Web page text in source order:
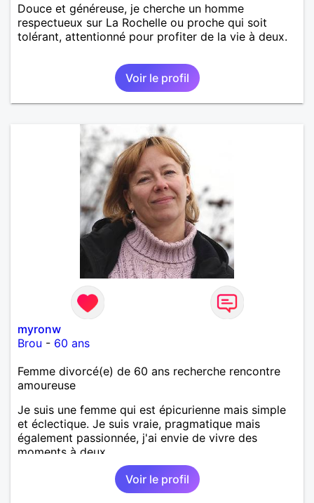
Douce et généreuse, je cherche un homme
respectueux sur La Rochelle ou proche qui soit
tolérant, attentionné pour profiter de la vie à deux.
Voir le profil
myronw
Brou - 60 ans
Femme divorcé(e) de 60 ans recherche rencontre
amoureuse
Je suis une femme qui est épicurienne mais simple
et éclectique. Je suis vraie, pragmatique mais
également passionnée, j'ai envie de vivre des
moments à deux.
Voir le profil